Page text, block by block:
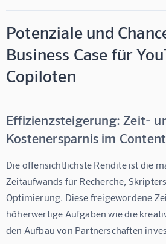
Potenziale und
Business Case für
Copiloten
Effizienzsteigerung: Zeit-
Kostenersparnis im
Die offensichtlichste Rendite ist die
Zeitaufwands für Recherche,
Optimierung. Diese freigewordene
höherwertige Aufgaben wie die
den Aufbau von Partnerschaften